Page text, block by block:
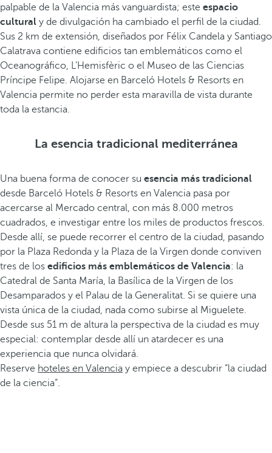
palpable de la Valencia más vanguardista; este espacio
cultural y de divulgación ha cambiado el perfil de la ciudad.
Sus 2 km de extensión, diseñados por Félix Candela y Santiago
Calatrava contiene edificios tan emblemáticos como el
Oceanográfico, L’Hemisfèric o el Museo de las Ciencias
Príncipe Felipe. Alojarse en Barceló Hotels & Resorts en
Valencia permite no perder esta maravilla de vista durante
toda la estancia.
La esencia tradicional mediterránea
Una buena forma de conocer su esencia más tradicional
desde Barceló Hotels & Resorts en Valencia pasa por
acercarse al Mercado central, con más 8.000 metros
cuadrados, e investigar entre los miles de productos frescos.
Desde allí, se puede recorrer el centro de la ciudad, pasando
por la Plaza Redonda y la Plaza de la Virgen donde conviven
tres de los edificios más emblemáticos de Valencia: la
Catedral de Santa María, la Basílica de la Virgen de los
Desamparados y el Palau de la Generalitat. Si se quiere una
vista única de la ciudad, nada como subirse al Miguelete.
Desde sus 51 m de altura la perspectiva de la ciudad es muy
especial: contemplar desde allí un atardecer es una
experiencia que nunca olvidará.
Reserve hoteles en Valencia y empiece a descubrir “la ciudad
de la ciencia”.